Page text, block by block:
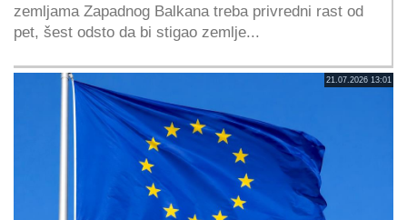
zemljama Zapadnog Balkana treba privredni rast od
pet, šest odsto da bi stigao zemlje...
21.07.2026 13:01